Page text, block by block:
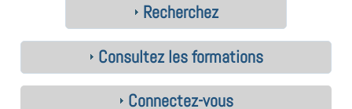
Recherchez
Consultez les formations
Connectez-vous